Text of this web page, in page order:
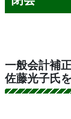
一般会計補
佐藤光子氏